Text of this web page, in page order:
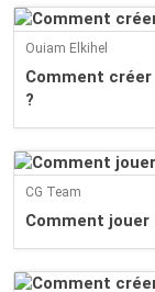
Ouiam Elkihel
Comment
?
CG Team
Comment jouer